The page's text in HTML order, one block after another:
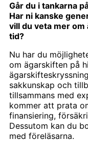
Går du i tankarna
Har ni kanske
vill du veta mer
tid?
Nu har du
om ägarskiften på
sakkunskap och
tillsammans med
kommer att prata
finansiering,
Dessutom kan du
med föreläsarna.